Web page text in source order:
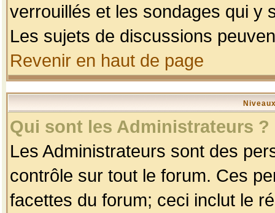
verrouillés et les sondages qui y
Les sujets de discussions
Revenir en haut de page
Qui sont les Administrateurs ?
Les Administrateurs sont des
contrôle sur tout le forum. Ces
facettes du forum; ceci inclut le